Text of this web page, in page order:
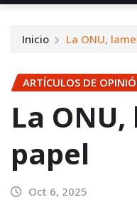
Inicio La ONU,
ARTÍCULOS DE
La
papel
Oct 6, 2025